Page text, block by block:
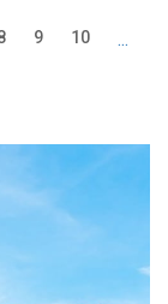
9 10 ...